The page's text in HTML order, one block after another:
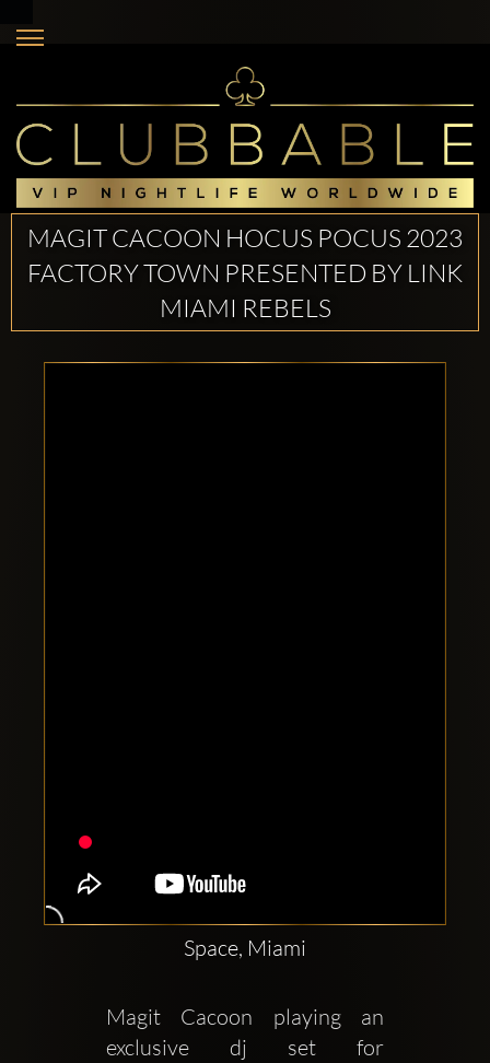
konton
MAGIT CACOON HOCUS POCUS 2023
FACTORY TOWN PRESENTED BY LINK
MIAMI REBELS
Space, Miami
Magit Cacoon playing an
exclusive dj set for